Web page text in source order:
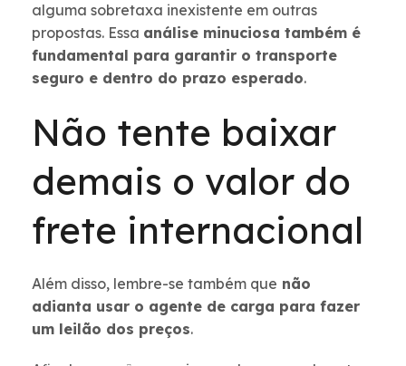
alguma sobretaxa inexistente em outras
propostas. Essa análise minuciosa também é
fundamental para garantir o transporte
seguro e dentro do prazo esperado.
Não tente baixar
demais o valor do
frete internacional
Além disso, lembre-se também que não
adianta usar o agente de carga para fazer
um leilão dos preços.